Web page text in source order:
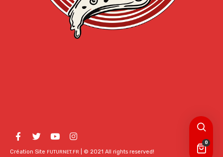
0
Création Site FUTURNET.FR | © 2021 All rights reserved!